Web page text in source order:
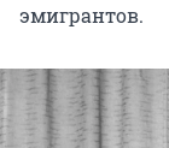
эмигрантов.